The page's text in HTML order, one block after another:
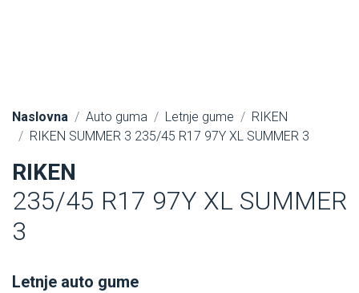
Naslovna Auto guma Letnje gume
RIKEN
RIKEN SUMMER 3 235/45 R17 97Y XL SUMMER 3
RIKEN
235/45 R17 97Y XL SUMMER
3
Letnje auto gume